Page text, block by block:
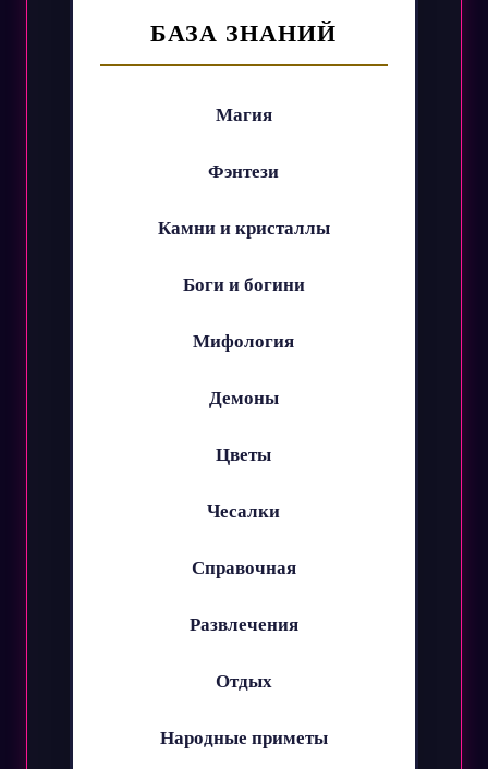
БАЗА ЗНАНИЙ
Магия
Фэнтези
Камни и кристаллы
Боги и богини
Мифология
Демоны
Цветы
Чесалки
Справочная
Развлечения
Отдых
Народные приметы